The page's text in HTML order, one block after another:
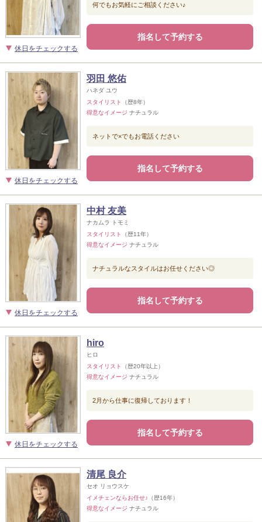
休日をチェックする
何でもお気軽にご相談ください♪
指名して予約する
休日をチェックする
羽田 悠佑
ハネダ ユウ
スタイリスト
（歴8年）
得意なイメージ ナチュラル
ネットで×でもお電話ください
指名して予約する
休日をチェックする
中村 友美
ナカムラ トモミ
スタイリスト
（歴11年）
得意なイメージ ナチュラル
ナチュラルなスタイルはお任せください◎
指名して予約する
休日をチェックする
hiro
ヒロ
スタイリスト
（歴20年以上）
得意なイメージ ナチュラル
2月から仕事に復帰しております！
指名して予約する
清尾 良介
セオ リョウスケ
イメチェンならお任せ♪ （歴16年）
得意なイメージ ナチュラル